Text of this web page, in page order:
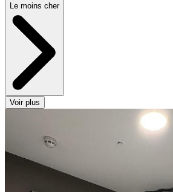
Le moins cher
Voir plus